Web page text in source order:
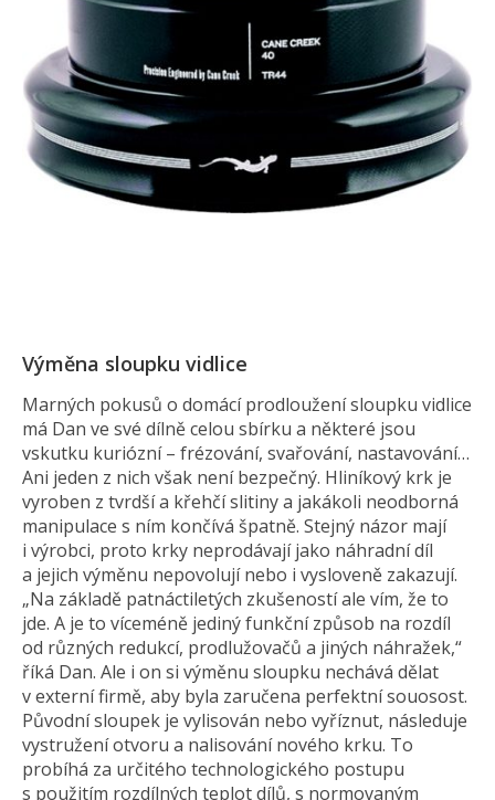
Výměna sloupku vidlice
Marných pokusů o domácí prodloužení sloupku vidlice
má Dan ve své dílně celou sbírku a některé jsou
vskutku kuriózní – frézování, svařování, nastavování…
Ani jeden z nich však není bezpečný. Hliníkový krk je
vyroben z tvrdší a křehčí slitiny a jakákoli neodborná
manipulace s ním končívá špatně. Stejný názor mají
i výrobci, proto krky neprodávají jako náhradní díl
a jejich výměnu nepovolují nebo i vysloveně zakazují.
„Na základě patnáctiletých zkušeností ale vím, že to
jde. A je to víceméně jediný funkční způsob na rozdíl
od různých redukcí, prodlužovačů a jiných náhražek,“
říká Dan. Ale i on si výměnu sloupku nechává dělat
v externí firmě, aby byla zaručena perfektní souosost.
Původní sloupek je vylisován nebo vyříznut, následuje
vystružení otvoru a nalisování nového krku. To
probíhá za určitého technologického postupu
s použitím rozdílných teplot dílů, s normovaným